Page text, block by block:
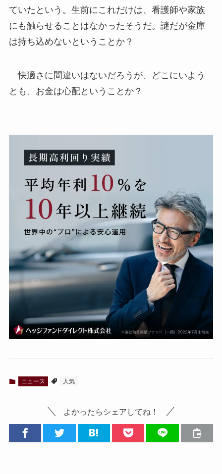
ていたという。生前にこれだけは、看護師や家族
にも触らせることはなかったそうだ。謎だが金庫
は持ち込めないということか？
快適さに間違いはないだろうが、どこにいよう
とも、お金は心配ということか？
ニュース 人気
よかったらシェアしてね！